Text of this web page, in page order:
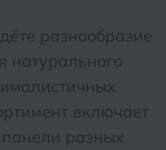
разнообразие
натурального
включает
разных